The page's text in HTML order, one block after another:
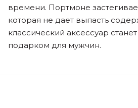
времени. Портмоне
которая не дает выпасть
классический аксессуар
подарком для мужчин.